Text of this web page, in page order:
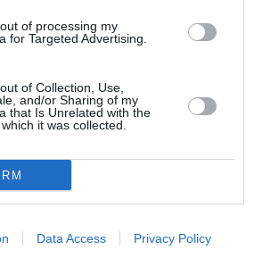
of processing my
for Targeted Advertising.
of Collection, Use,
and/or Sharing of my
that Is Unrelated with the
it was collected.
Data Access Privacy Policy
l'article :
: les A220-100 de SWISS ne
commenté l'article :
un drone piégé et un cargo DHL heurté
la peur du sabotage hybride